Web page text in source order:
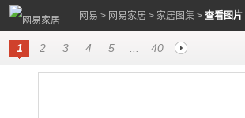
网易 > 网易家居 > 家居图集 > 查看图片
1 2 3 4 5 40